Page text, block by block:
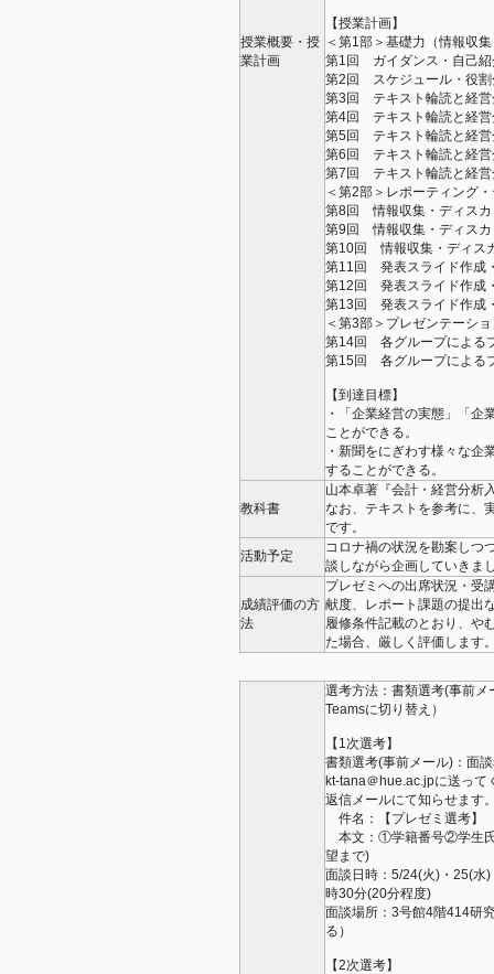
授業概要・授
業計画
【授業計画】
＜第1部＞基礎力（情報収
第1回 ガイダンス・自己紹
第2回 スケジュール・役割
第3回 テキスト輪読と経営
第4回 テキスト輪読と経営
第5回 テキスト輪読と経営
第6回 テキスト輪読と経営
第7回 テキスト輪読と経営
＜第2部＞レポーティング
第8回 情報収集・ディスカ
第9回 情報収集・ディスカ
第10回 情報収集・ディス
第11回 発表スライド作成
第12回 発表スライド作成
第13回 発表スライド作成
＜第3部＞プレゼンテーシ
第14回 各グループによる
第15回 各グループによる
【到達目標】
・「企業経営の実態」「企
ことができる。
・新聞をにぎわす様々な企
することができる。
教科書
山本卓著『会計・経営分析
なお、テキストを参考に、
です。
活動予定
コロナ禍の状況を勘案しつ
談しながら企画していきま
成績評価の方
法
プレゼミへの出席状況・受
献度、レポート課題の提出
履修条件記載のとおり、や
た場合、厳しく評価します
選考方法：書類選考(事前
Teamsに切り替え）
【1次選考】
書類選考(事前メール)：面
kt-tana＠hue.ac.jpに送って
返信メールにて知らせます
件名：【プレゼミ選考】
本文：①学籍番号②学生
望まで)
面談日時：5/24(火)・25(水
時30分(20分程度)
面談場所：3号館4階414研
る）
【2次選考】